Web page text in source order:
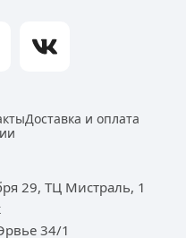
Доставка и оплата
29, ТЦ Мистраль, 1
34/1